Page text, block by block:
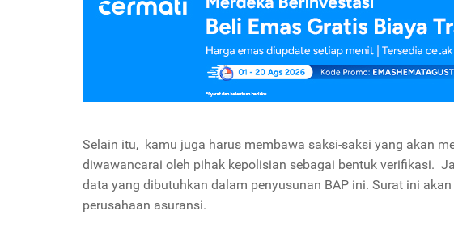
Selain itu, kamu juga harus membawa saksi-saksi yang akan
diwawancarai oleh pihak kepolisian sebagai bentuk verifikasi.
data yang dibutuhkan dalam penyusunan BAP ini. Surat ini
perusahaan asuransi.